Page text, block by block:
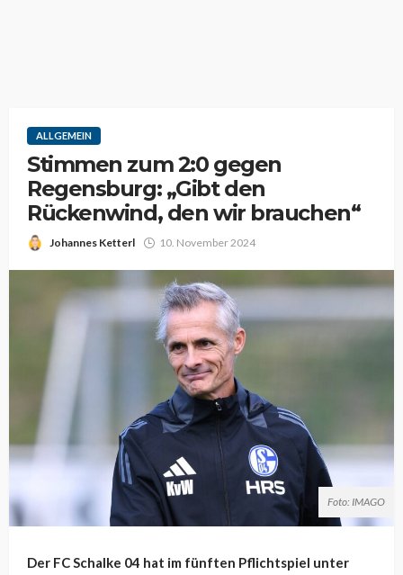
ALLGEMEIN
Stimmen zum 2:0 gegen
Regensburg: „Gibt den
Rückenwind, den wir brauchen“
Johannes Ketterl 10. November 2024
Foto: IMAGO
Der FC Schalke 04 hat im fünften Pflichtspiel unter